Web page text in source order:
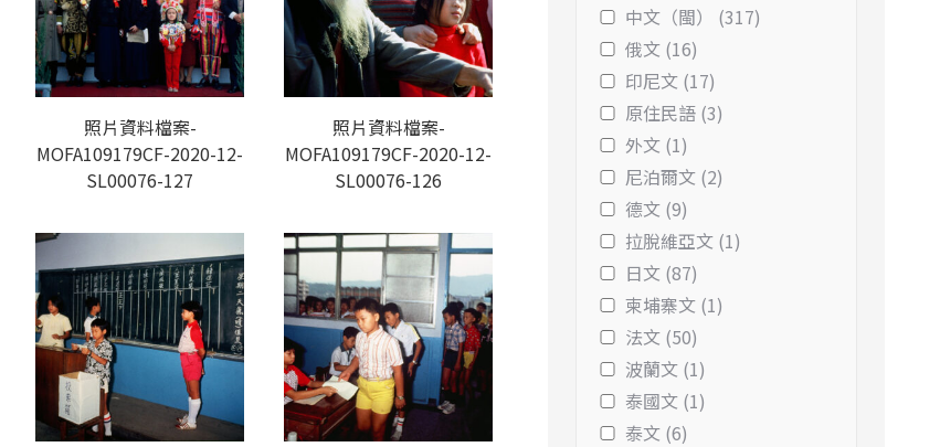
照片資料檔案-
MOFA109179CF-2020-12-
SL00076-127
照片資料檔案-
MOFA109179CF-2020-12-
SL00076-126
中文（閩） (317)
俄文 (16)
印尼文 (17)
原住民語 (3)
外文 (1)
尼泊爾文 (2)
德文 (9)
拉脫維亞文 (1)
日文 (87)
柬埔寨文 (1)
法文 (50)
波蘭文 (1)
泰國文 (1)
泰文 (6)